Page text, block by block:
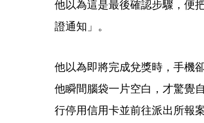
他以為這是最後確認步驟，便
證通知」。
他以為即將完成兌獎時，手機
他瞬間腦袋一片空白，才驚覺
行停用信用卡並前往派出所報案